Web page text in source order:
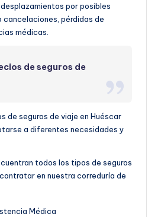
por posibles
pérdidas de
médicas.
de seguros de
de seguros de viaje en Huéscar
a diferentes necesidades y
todos los tipos de seguros
en nuestra correduría de
Médica